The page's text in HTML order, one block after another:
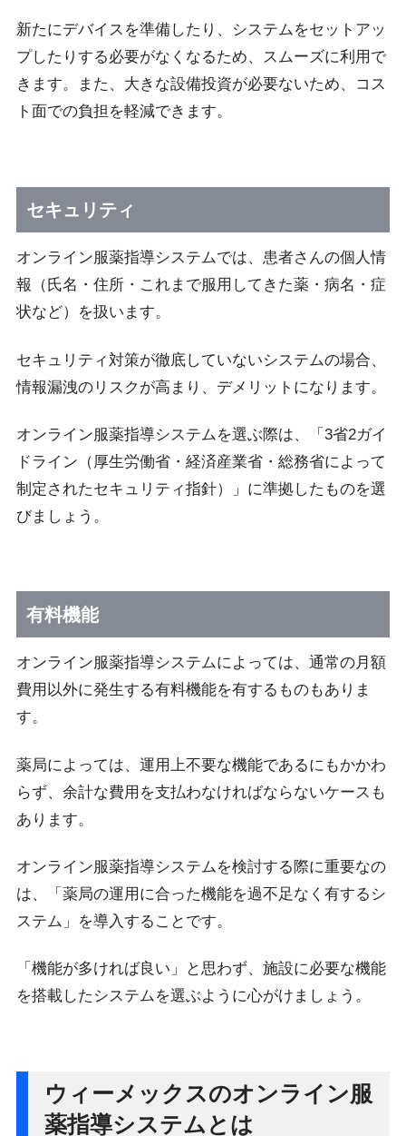
新たにデバイスを準備したり、システムをセットアッ
プしたりする必要がなくなるため、スムーズに利用で
きます。また、大きな設備投資が必要ないため、コス
ト面での負担を軽減できます。
セキュリティ
オンライン服薬指導システムでは、患者さんの個人情
報（氏名・住所・これまで服用してきた薬・病名・症
状など）を扱います。
セキュリティ対策が徹底していないシステムの場合、
情報漏洩のリスクが高まり、デメリットになります。
オンライン服薬指導システムを選ぶ際は、「3省2ガイ
ドライン（厚生労働省・経済産業省・総務省によって
制定されたセキュリティ指針）」に準拠したものを選
びましょう。
有料機能
オンライン服薬指導システムによっては、通常の月額
費用以外に発生する有料機能を有するものもありま
す。
薬局によっては、運用上不要な機能であるにもかかわ
らず、余計な費用を支払わなければならないケースも
あります。
オンライン服薬指導システムを検討する際に重要なの
は、「薬局の運用に合った機能を過不足なく有するシ
ステム」を導入することです。
「機能が多ければ良い」と思わず、施設に必要な機能
を搭載したシステムを選ぶように心がけましょう。
ウィーメックスのオンライン服
薬指導システムとは